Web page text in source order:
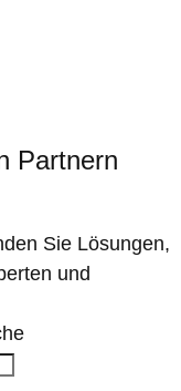
Partnern
Sie Lösungen,
und